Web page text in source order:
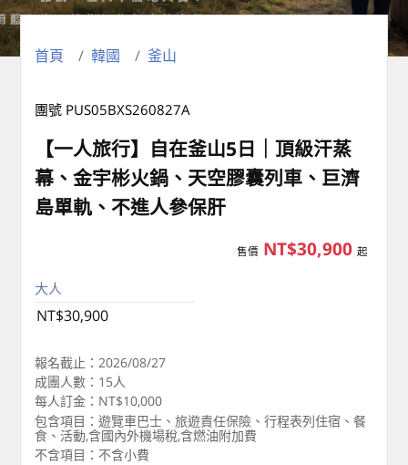
首頁 韓國 釜山
團號 PUS05BXS260827A
【一人旅行】自在釜山5日｜頂級汗蒸
幕、金宇彬火鍋、天空膠囊列車、巨濟
島單軌、不進人參保肝
售價 NT$30,900 起
大人
NT$30,900
報名截止：2026/08/27
成團人數：15人
每人訂金：NT$10,000
包含項目：遊覽車巴士、旅遊責任保險、行程表列住宿、餐
食、活動,含國內外機場稅,含燃油附加費
不含項目：不含小費